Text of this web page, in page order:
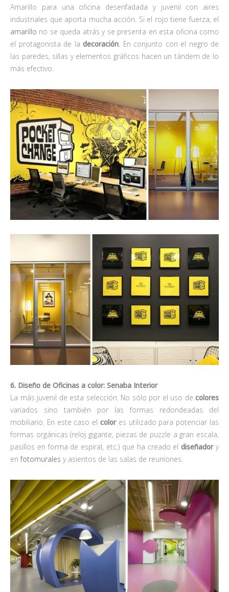
Amarillo para una oficina desenfadada y juvenil con aires
industriales que aporta mucha acción. Si el rojo tiene fuerza, el
amarillo no se queda atrás y se presenta en esta oficina como
el protagonista de la decoración. En conjunto con el negro de
las paredes, sillas y elementos gráficos hacen un tándem de lo
más efectivo.
6. Diseño de Oficinas a color: Senaba Interior
La más juvenil de esta selección. No sólo por el uso de colores
variados sino también por las formas redondeadas del
mobiliario. En este caso el colores utilizado para potenciar las
formas orgánicas (reloj gigante, piezas de puzzle a gran escala,
pasillos en forma de espiral, etc.) que ha creado eldiseñadory
en fotomurales y asientos de las salas de reuniones.